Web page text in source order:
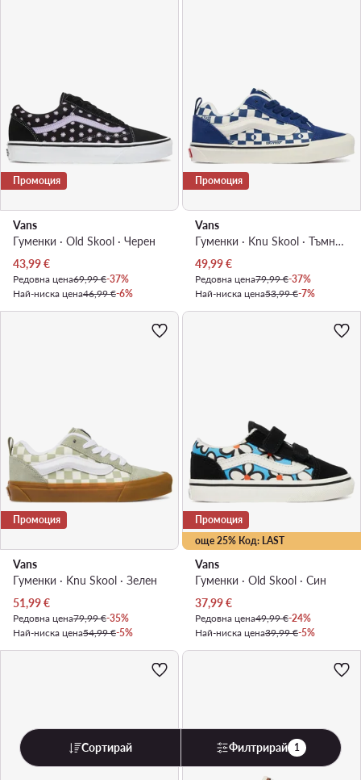
Промоция
Vans
Гуменки · Old Skool · Черен
Актуална цена
43,99€
Редовна цена69,99 €-37%
Най-ниска цена46,99 €-6%
Промоция
Vans
Гуменки · Knu Skool · Тъмносин
Актуална цена
49,99€
Редовна цена79,99 €-37%
Най-ниска цена53,99 €-7%
Промоция
Vans
Гуменки · Knu Skool · Зелен
Актуална цена
51,99€
Редовна цена79,99 €-35%
Най-ниска цена54,99 €-5%
още 25% Код: LAST
Промоция
Vans
Гуменки · Old Skool · Син
Актуална цена
37,99€
Редовна цена49,99 €-24%
Най-ниска цена39,99 €-5%
Сортирай Филтрирай 1